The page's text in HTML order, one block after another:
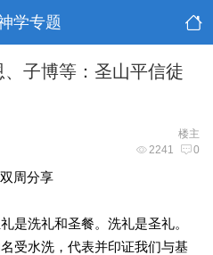
学专题
子博等：圣山平信徒
楼主
2241 0
周分享
是洗礼和圣餐。洗礼是圣礼。
受水洗，代表并印证我们与基